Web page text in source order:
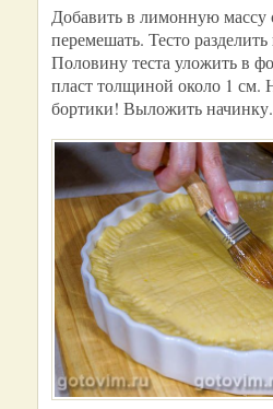
Добавить в лимонную массу
перемешать. Тесто
Половину теста уложить в
пласт толщиной около 1 см.
бортики! Выложить начинку.